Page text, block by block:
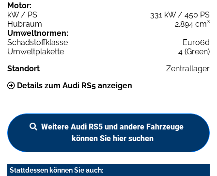
Motor:
kW / PS
331 kW / 450 PS
Hubraum
2.894 cm³
Umweltnormen:
Schadstoffklasse
Euro6d
Umweltplakette
4 (Green)
Standort
Zentrallager
Details zum Audi RS5 anzeigen
Weitere Audi RS5 und andere Fahrzeuge
können Sie hier suchen
Stattdessen können Sie auch: